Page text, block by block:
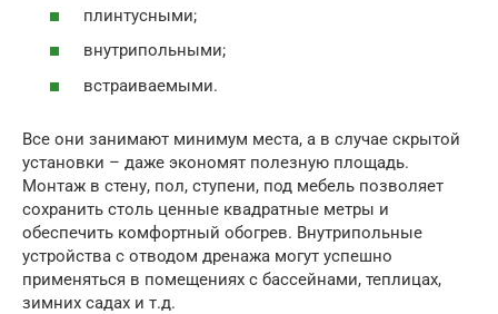
плинтусными;
внутрипольными;
встраиваемыми.
Все они занимают минимум места, а в случае скрытой
установки – даже экономят полезную площадь.
Монтаж в стену, пол, ступени, под мебель позволяет
сохранить столь ценные квадратные метры и
обеспечить комфортный обогрев. Внутрипольные
устройства с отводом дренажа могут успешно
применяться в помещениях с бассейнами, теплицах,
зимних садах и т.д.